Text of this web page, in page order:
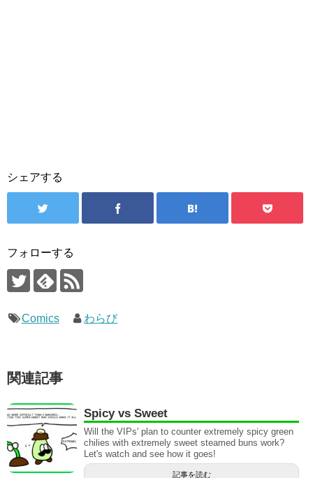
シェアする
フォローする
Comics わらび
関連記事
Spicy vs Sweet
Will the VIPs' plan to counter extremely spicy green
chilies with extremely sweet steamed buns work?
Let's watch and see how it goes!
記事を読む